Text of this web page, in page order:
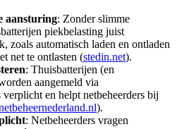
aansturing: Zonder slimme
piekbelasting juist
zoals automatisch laden en ontladen
net te ontlasten (stedin.net).
: Thuisbatterijen (en
aangemeld via
en helpt netbeheerders bij
).
: Netbeheerders vragen